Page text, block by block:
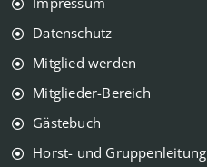
Datenschutz
Mitglied werden
Mitglieder-Bereich
Gästebuch
Horst- und Gruppenleitung